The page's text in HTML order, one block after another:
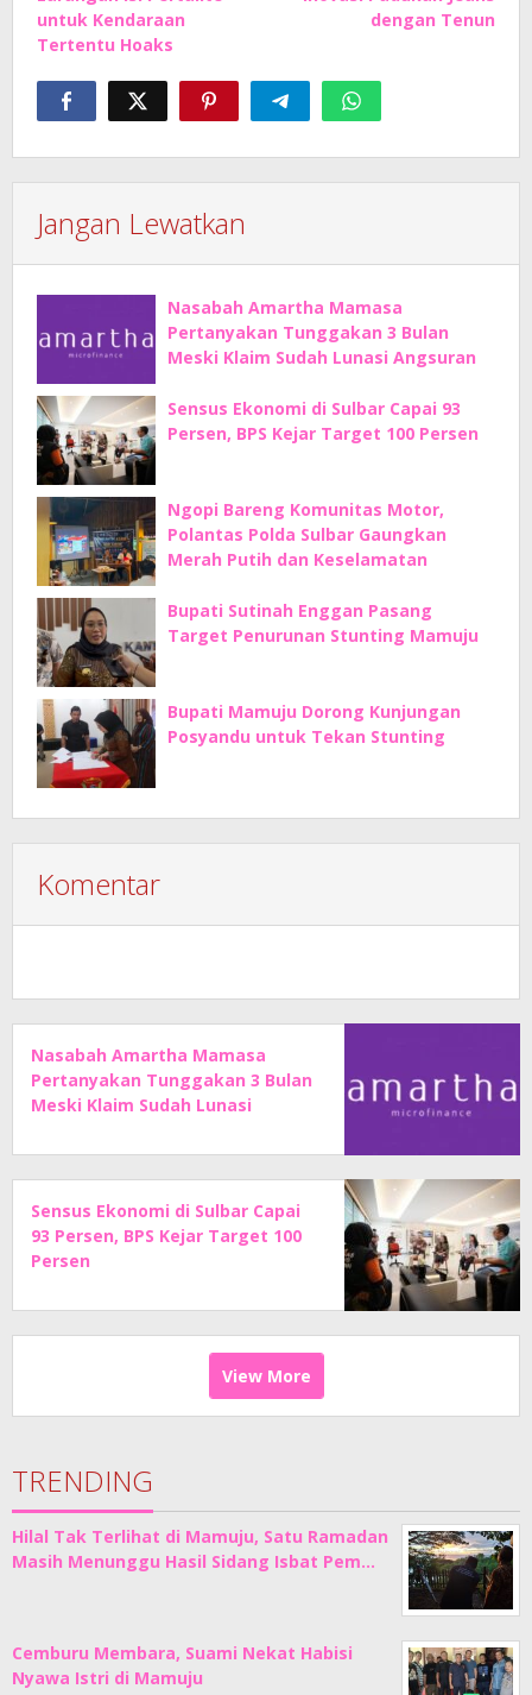
untuk Kendaraan
Tertentu Hoaks
dengan Tenun
Jangan Lewatkan
Nasabah Amartha Mamasa
Pertanyakan Tunggakan 3 Bulan
Meski Klaim Sudah Lunasi Angsuran
Sensus Ekonomi di Sulbar Capai 93
Persen, BPS Kejar Target 100 Persen
Ngopi Bareng Komunitas Motor,
Polantas Polda Sulbar Gaungkan
Merah Putih dan Keselamatan
Bupati Sutinah Enggan Pasang
Target Penurunan Stunting Mamuju
Bupati Mamuju Dorong Kunjungan
Posyandu untuk Tekan Stunting
Komentar
Nasabah Amartha Mamasa
Pertanyakan Tunggakan 3 Bulan
Meski Klaim Sudah Lunasi
Sensus Ekonomi di Sulbar Capai
93 Persen, BPS Kejar Target 100
Persen
View More
TRENDING
Hilal Tak Terlihat di Mamuju, Satu Ramadan
Masih Menunggu Hasil Sidang Isbat Pem…
Cemburu Membara, Suami Nekat Habisi
Nyawa Istri di Mamuju